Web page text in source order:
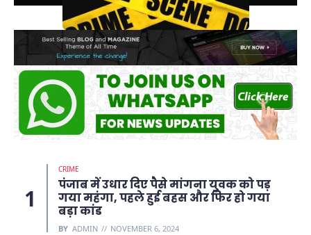
CRIME
पंजाब में उधार दिए पैसे मांगना युवक को पड़
गया महंगा, पहले हुई बहस और फिर हो गया
बड़ा कांड
BY ADMIN NOVEMBER 6, 2024